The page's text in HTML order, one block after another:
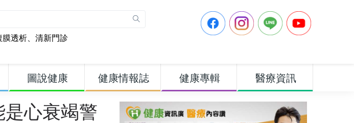
膜透析、 清新門診
圖說健康 健康情報誌 健康專輯 醫療資訊
是心衰竭警